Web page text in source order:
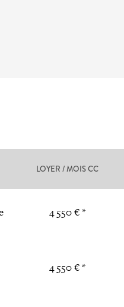
LOYER / MOIS CC
4 550 € *
4 550 € *